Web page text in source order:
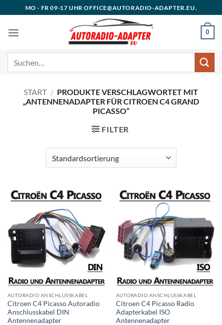
Inhalt
springen
MO - FR 09-17 UHR OFFICE@AUTORADIO-ADAPTER.EU.
0
START / PRODUKTE VERSCHLAGWORTET MIT
„ANTENNENADAPTER FÜR CITROEN C4 GRAND
PICASSO“
FILTER
AUTORADIO ANSCHLUSSKABEL
Citroen C4 Picasso Autoradio
Anschlusskabel DIN
Antennenadapter
AUTORADIO ANSCHLUSSKABEL
Citroen C4 Picasso Radio
Adapterkabel ISO
Antennenadapter